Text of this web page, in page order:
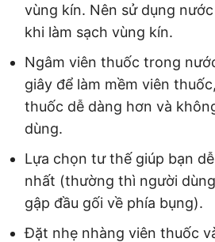
vùng kín. Nên sử dụng
khi làm sạch vùng kín.
Ngâm viên thuốc trong
giây để làm mềm viên
thuốc dễ dàng hơn và
dùng.
Lựa chọn tư thế giúp bạn
nhất (thường thì người
gập đầu gối về phía bụng).
Đặt nhẹ nhàng viên thuốc